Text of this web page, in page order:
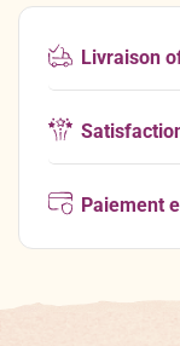
Livraison
Paiement